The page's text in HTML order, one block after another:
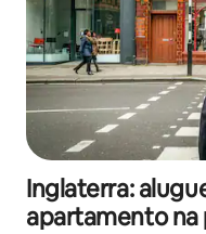
Inglaterra:
apartamento na